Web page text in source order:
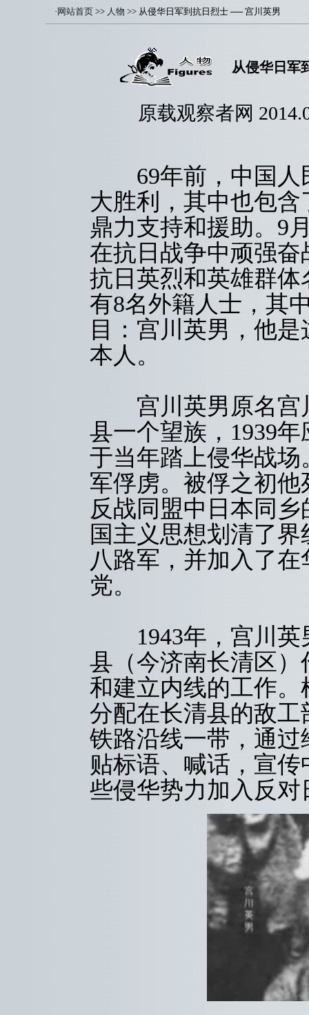
· 网站首页 >> 人物 >> 从侵华日军到抗日烈士 ── 宫川英男
从侵华日军
原载观察者网
69年前，中国人
大胜利，其中也包
鼎力支持和援助。9
在抗日战争中顽强奋
抗日英烈和英雄群
有8名外籍人士，其
目：宫川英男，他
本人。
宫川英男原名宫
县一个望族，1939
于当年踏上侵华战场
军俘虏。被俘之初
反战同盟中日本同
国主义思想划清了
八路军，并加入了
党。
1943年，宫川英
县（今济南长清区
和建立内线的工作
分配在长清县的敌
铁路沿线一带，通
贴标语、喊话，宣
些侵华势力加入反